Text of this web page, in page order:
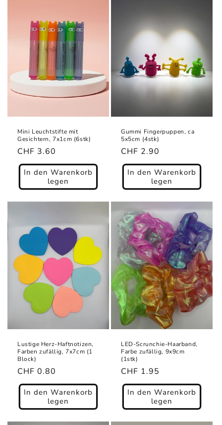
Mini Leuchtstifte mit
Gesichtern, 7x1cm (6stk)
Normaler
Preis
CHF 3.60
In den Warenkorb
legen
Gummi Fingerpuppen, ca
5x5cm (4stk)
Normaler
Preis
CHF 2.90
In den Warenkorb
legen
Lustige Herz-Haftnotizen,
Farben zufällig, 7x7cm (1
Block)
Normaler
Preis
CHF 0.80
In den Warenkorb
legen
LED-Scrunchie-Haarband,
Farbe zufällig, 9x9cm
(1stk)
Normaler
Preis
CHF 1.95
In den Warenkorb
legen